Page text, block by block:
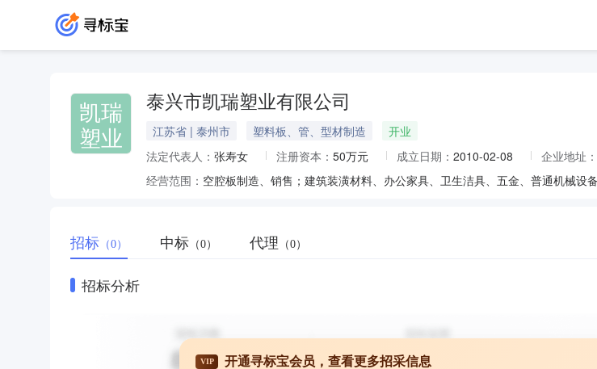
凯瑞
塑业
泰兴市凯瑞塑业有限公司
江苏省 | 泰州市 塑料板、管、型材制造
开业
法定代表人： 张寿女 注册资本： 50万元 成立日期： 2010-02-08 企业地址：
经营范围：
招标 （0） 中标 （0） 代理 （0）
招标分析
VIP 开通寻标宝会员，查看更多招采信息